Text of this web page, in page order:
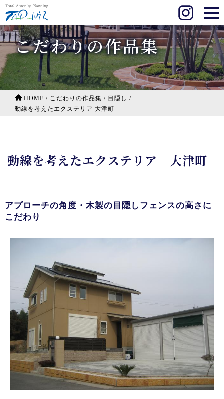
こだわりの作品集
HOME / こだわりの作品集 / 目隠し /
動線を考えたエクステリア 大津町
動線を考えたエクステリア 大津町
アプローチの角度・木製の目隠しフェンスの高さに
こだわり